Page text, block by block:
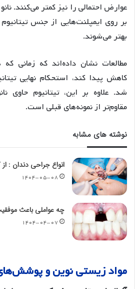
عوارض احتمالی را نیز کمتر می‌کنند.
بر روی ایمپلنت‌هایی از جنس
بهتر می‌شوند.
مطالعات نشان داده‌اند که زمانی که
کاهش پیدا کند، استحکام نهایی
شد. علاوه بر این، تیتانیوم حاوی
مقاوم‌تر از نمونه‌های قبلی است.
نوشته های مشابه
انواع جراحی دندان :
۱۴۰۴-۰۵-۰۸
چه عواملی باعث
۱۴۰۴-۰۴-۰۷
موادزیستینوینوپوشش